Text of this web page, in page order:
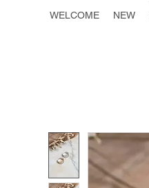
WELCOME NEW